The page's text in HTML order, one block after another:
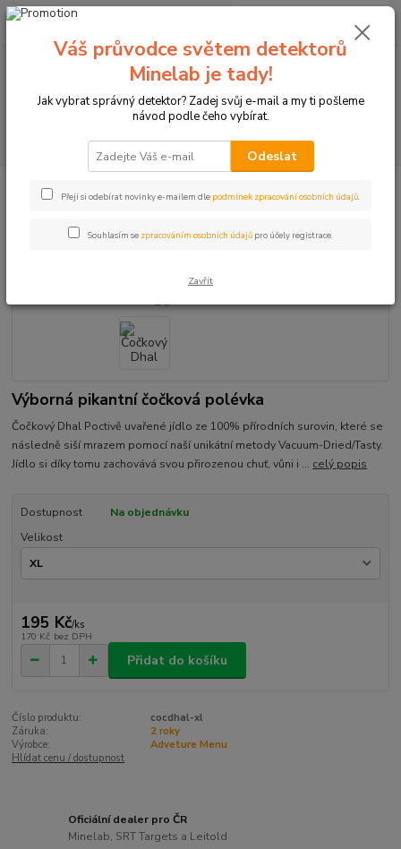
+420774877333
0 Kč
Čočkový Dhal
Výborná pikantní čočková polévka
Čočkový Dhal Poctivě uvařené jídlo ze 100% přírodních surovin, které se
následně siší mrazem pomocí naší unikátní metody Vacuum-Dried/Tasty.
Jídlo si díky tomu zachovává svou přirozenou chuť, vůni i ... celý popis
Dostupnost
Na objednávku
Velikost
195 Kč/ks
170 Kč bez DPH
Přidat do košíku
Číslo produktu:
cocdhal-xl
Záruka:
2 roky
Výrobce:
Adveture Menu
Hlídat cenu / dostupnost
Oficiální dealer pro ČR
Minelab, SRT Targets a Leitold
Váš průvodce světem detektorů
Minelab je tady!
Jak vybrat správný detektor? Zadej svůj e-mail a my ti pošleme
návod podle čeho vybírat.
Odeslat
Přeji si odebírat novinky e-mailem dle podmínek zpracování osobních údajů.
Souhlasím se zpracováním osobních údajů pro účely registrace.
Zavřít